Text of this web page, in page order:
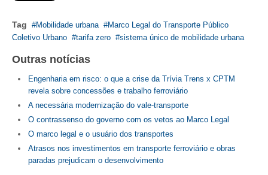
Tag Mobilidade urbana
Marco Legal do Transporte Público
Coletivo Urbano
tarifa zero sistema único de mobilidade urbana
Outras notícias
Engenharia em risco: o que a crise da Trívia Trens x CPTM
revela sobre concessões e trabalho ferroviário
A necessária modernização do vale-transporte
O contrassenso do governo com os vetos ao Marco Legal
O marco legal e o usuário dos transportes
Atrasos nos investimentos em transporte ferroviário e obras
paradas prejudicam o desenvolvimento